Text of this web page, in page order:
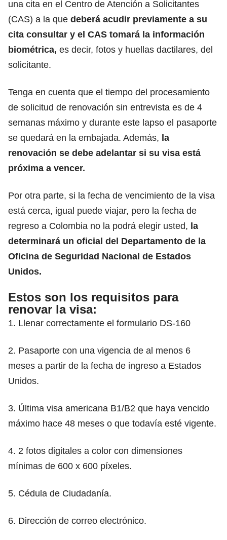
una cita en el Centro de Atención a Solicitantes
(CAS) a la que deberá acudir previamente a su
cita consultar y el CAS tomará la información
biométrica, es decir, fotos y huellas dactilares, del
solicitante.
Tenga en cuenta que el tiempo del procesamiento
de solicitud de renovación sin entrevista es de 4
semanas máximo y durante este lapso el pasaporte
se quedará en la embajada. Además, la
renovación se debe adelantar si su visa está
próxima a vencer.
Por otra parte, si la fecha de vencimiento de la visa
está cerca, igual puede viajar, pero la fecha de
regreso a Colombia no la podrá elegir usted, la
determinará un oficial del Departamento de la
Oficina de Seguridad Nacional de Estados
Unidos.
Estos son los requisitos para
renovar la visa:
1. Llenar correctamente el formulario DS-160
2. Pasaporte con una vigencia de al menos 6
meses a partir de la fecha de ingreso a Estados
Unidos.
3. Última visa americana B1/B2 que haya vencido
máximo hace 48 meses o que todavía esté vigente.
4. 2 fotos digitales a color con dimensiones
mínimas de 600 x 600 píxeles.
5. Cédula de Ciudadanía.
6. Dirección de correo electrónico.